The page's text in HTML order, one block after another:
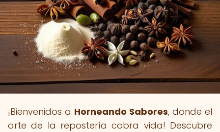
¡Bienvenidos a Horneando Sabores, donde el
arte de la repostería cobra vida! Descubre